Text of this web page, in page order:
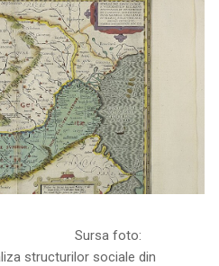
foto:
structurilor sociale din